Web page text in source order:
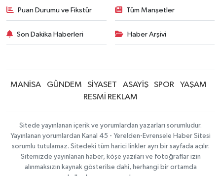
Puan Durumu ve Fikstür Tüm Manşetler
Son Dakika Haberleri Haber Arşivi
MANİSA GÜNDEM SİYASET ASAYİŞ SPOR
YAŞAM
RESMİ REKLAM
Sitede yayınlanan içerik ve yorumlardan yazarları sorumludur.
Yayınlanan yorumlardan Kanal 45 - Yerelden-Evrensele Haber Sitesi
sorumlu tutulamaz. Sitedeki tüm harici linkler ayrı bir sayfada açılır.
Sitemizde yayınlanan haber, köşe yazıları ve fotoğraflar izin
alınmaksızın kaynak gösterilse dahi, herhangi bir ortamda